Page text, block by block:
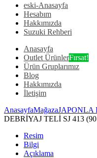
eski-Anasayfa
Hesabım
Hakkımızda
Suzuki Rehberi
Anasayfa
Outlet ÜrünlerFırsat!
Ürün Gruplarımız
Blog
Hakkımızda
İletişim
AnasayfaMağazaJAPONLA
DEBRİYAJ TELİ SJ 413
Resim
Bilgi
Açıklama